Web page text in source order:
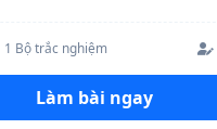
1 Bộ trắc nghiệm
Làm bài ngay